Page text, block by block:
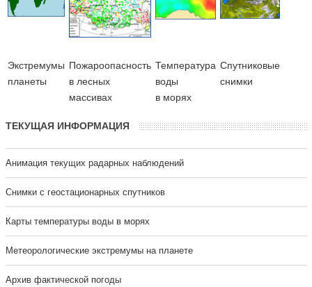
Экстремумы
планеты
Пожароопасность
в лесных
массивах
Температура
воды
в морях
Cпутниковые
снимки
ТЕКУЩАЯ ИНФОРМАЦИЯ
Анимация текущих радарных наблюдений
Cнимки с геостационарных спутников
Карты температуры воды в морях
Метеорологические экстремумы на планете
Архив фактической погоды